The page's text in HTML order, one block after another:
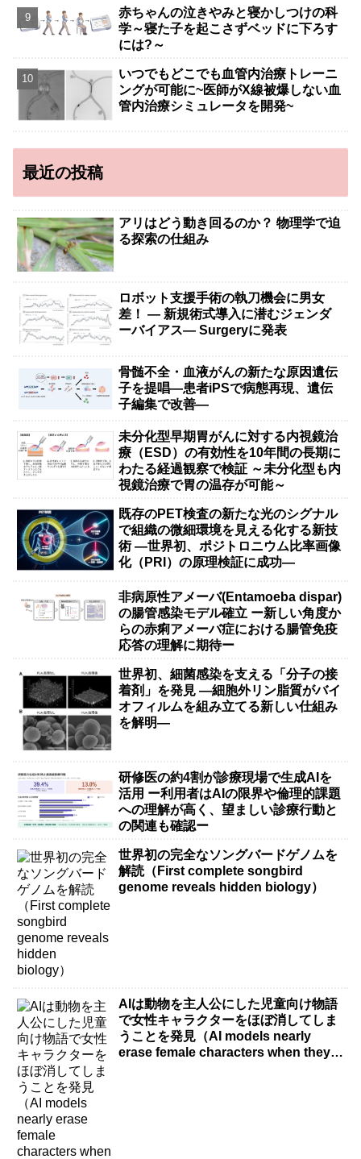
赤ちゃんの泣きやみと寝かしつけの科
学～寝た子を起こさずベッドに下ろす
には?～
いつでもどこでも血管内治療トレーニ
ングが可能に~医師がX線被爆しない血
管内治療シミュレータを開発~
最近の投稿
アリはどう動き回るのか？ 物理学で迫
る探索の仕組み
ロボット支援手術の執刀機会に男女
差！ — 新規術式導入に潜むジェンダ
ーバイアス— Surgeryに発表
骨髄不全・血液がんの新たな原因遺伝
子を提唱―患者iPSで病態再現、遺伝
子編集で改善―
未分化型早期胃がんに対する内視鏡治
療（ESD）の有効性を10年間の長期に
わたる経過観察で検証 ～未分化型も内
視鏡治療で胃の温存が可能～
既存のPET検査の新たな光のシグナル
で組織の微細環境を見える化する新技
術 ―世界初、ポジトロニウム比率画像
化（PRI）の原理検証に成功―
非病原性アメーバ(Entamoeba dispar)
の腸管感染モデル確立 ー新しい角度か
らの赤痢アメーバ症における腸管免疫
応答の理解に期待ー
世界初、細菌感染を支える「分子の接
着剤」を発見 ―細胞外リン脂質がバイ
オフィルムを組み立てる新しい仕組み
を解明―
研修医の約4割が診療現場で生成AIを
活用 ー利用者はAIの限界や倫理的課題
への理解が高く、望ましい診療行動と
の関連も確認ー
世界初の完全なソングバードゲノムを
解読（First complete songbird
genome reveals hidden biology）
AIは動物を主人公にした児童向け物語
で女性キャラクターをほぼ消してしま
うことを発見（AI models nearly
erase female characters when they